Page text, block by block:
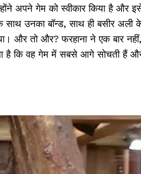
अपने गेम को स्वीकार किया है और
उनका बॉन्ड, साथ ही बसीर अली
और तो और? फरहाना ने एक बार नहीं,
है कि वह गेम में सबसे आगे सोचती हैं